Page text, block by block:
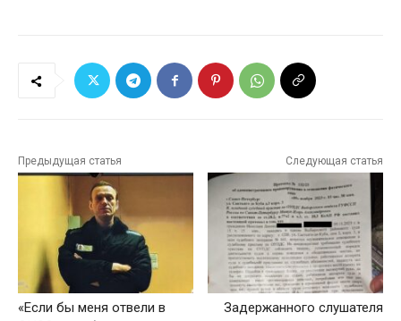
Предыдущая статья
«Если бы меня отвели в
Следующая статья
Задержанного слушателя